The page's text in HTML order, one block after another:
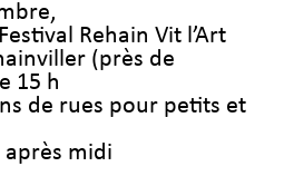
Rehain Vit l’Art
(près de
15 h
de rues pour petits et
après midi